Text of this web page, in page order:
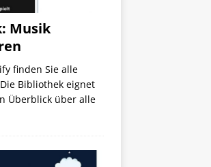
Musik
finden Sie alle
Bibliothek eignet
Überblick über alle